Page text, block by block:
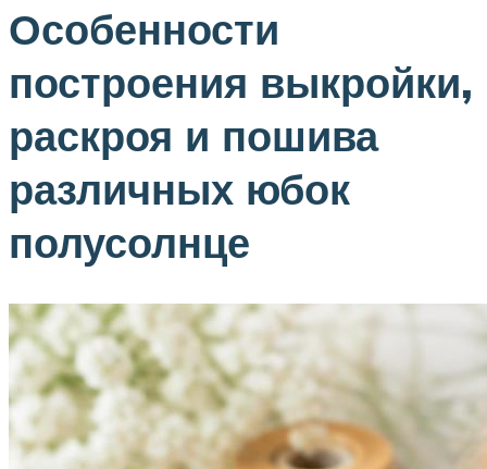
Особенности
построения выкройки,
раскроя и пошива
различных юбок
полусолнце